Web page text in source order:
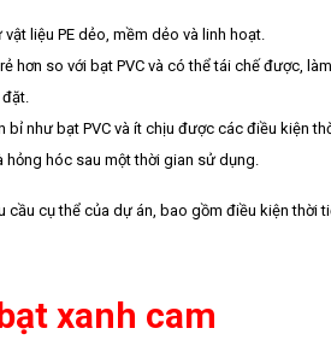
liệu PE dẻo, mềm dẻo và linh hoạt.
hơn so với bạt PVC và có thể tái chế được,
đặt.
bỉ như bạt PVC và ít chịu được các điều kiện
hỏng hóc sau một thời gian sử dụng.
cầu cụ thể của dự án, bao gồm điều kiện thời
xanh cam